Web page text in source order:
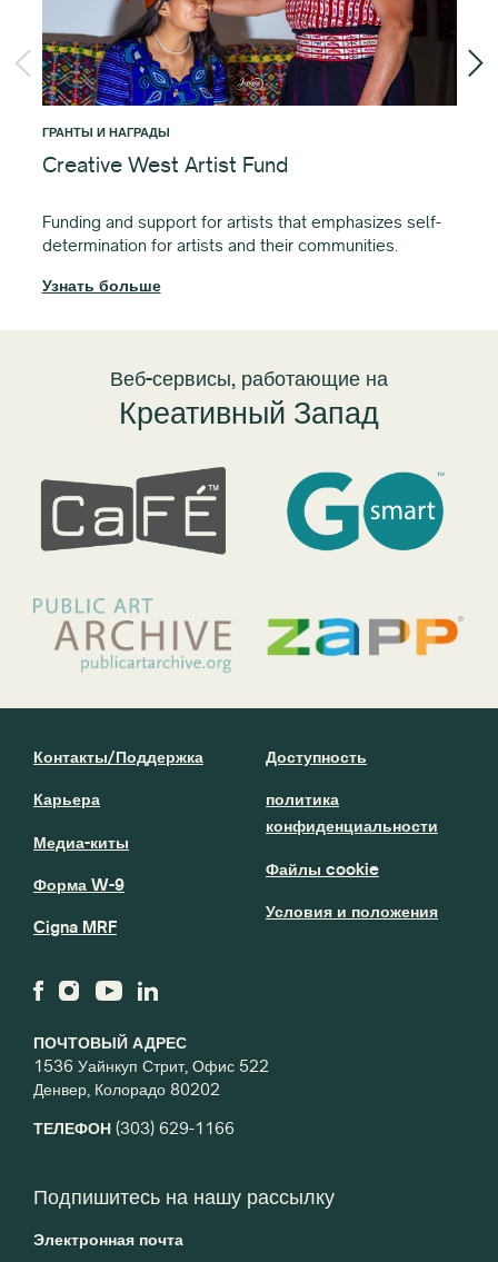
ГРАНТЫ И НАГРАДЫ
Creative West Artist Fund
Funding and support for artists that emphasizes self-
determination for artists and their communities.
Узнать больше
Веб-сервисы, работающие на
Креативный Запад
ПОЧТОВЫЙ АДРЕС
1536 Уайнкуп Стрит, Офис 522
Денвер, Колорадо 80202
ТЕЛЕФОН (303) 629-1166
Контакты/Поддержка
Карьера
Медиа-киты
Форма W-9
Cigna MRF
Доступность
политика
конфиденциальности
Файлы cookie
Условия и положения
Подпишитесь на нашу рассылку
Электронная почта